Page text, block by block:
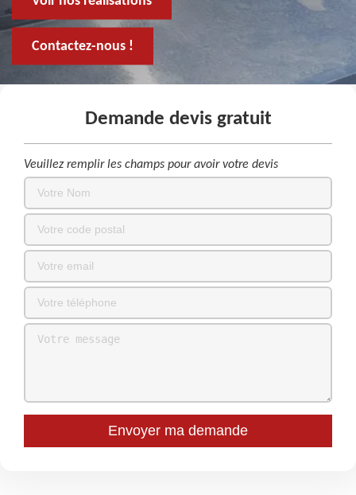
Contactez-nous !
Demande devis gratuit
Veuillez remplir les champs pour avoir votre devis